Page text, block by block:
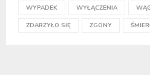
WYPADEK WYŁĄCZENIA
ZDARZYŁO SIĘ ZGONY